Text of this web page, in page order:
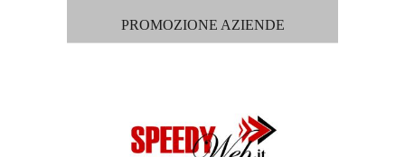
PROMOZIONE AZIENDE